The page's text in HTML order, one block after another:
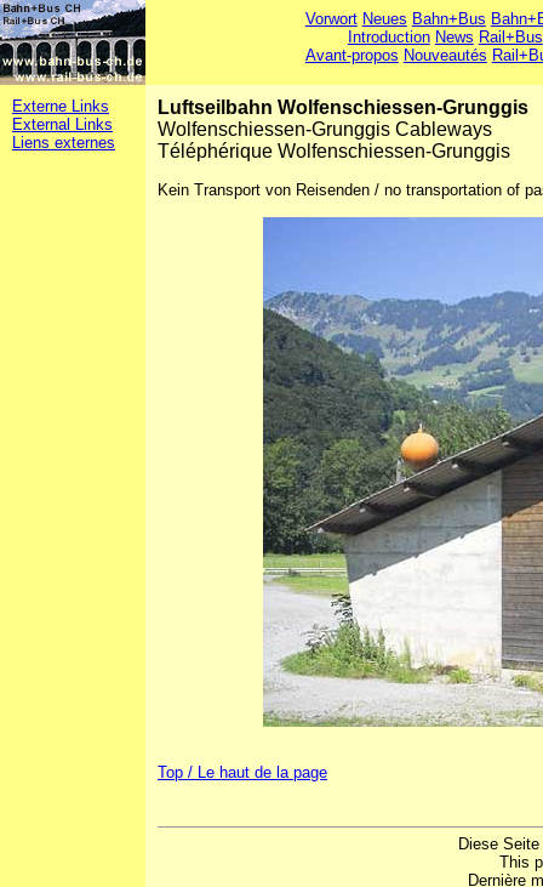
Vorwort Neues Bahn+Bus
Introduction News Rail+Bus
Avant-propos Nouveautés
Externe Links
External Links
Liens externes
Luftseilbahn Wolfenschiessen-Grunggis
Wolfenschiessen-Grunggis Cableways
Téléphérique Wolfenschiessen-Grunggis
Kein Transport von Reisenden / no transportation of
Top / Le haut de la page
Diese
This
Dernière